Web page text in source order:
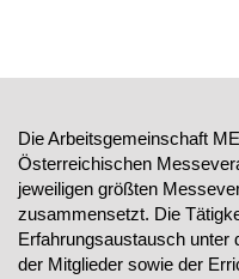
Die Arbeitsgemeinschaft
Österreichischen
jeweiligen größten
zusammensetzt. Die
Erfahrungsaustausch unter
der Mitglieder sowie der